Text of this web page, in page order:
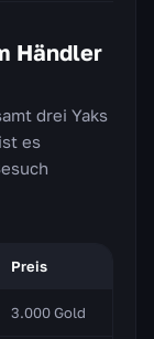
Händler
drei Yaks
es
Preis
3.000 Gold